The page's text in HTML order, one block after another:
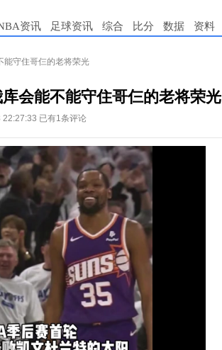
资讯 足球资讯 综合 比分 数据 资料
能守住哥仨的老将荣光
会能不能守住哥仨的老将荣光
22:27:33 已有1条评论